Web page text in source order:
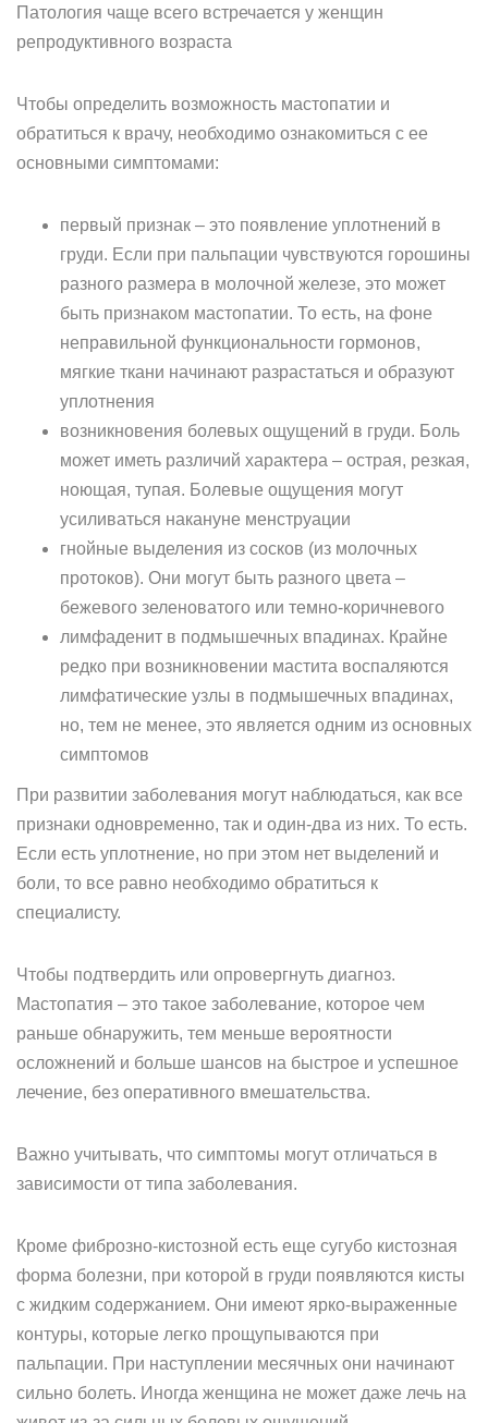
Патология чаще всего встречается у женщин
репродуктивного возраста
Чтобы определить возможность мастопатии и
обратиться к врачу, необходимо ознакомиться с ее
основными симптомами:
первый признак – это появление уплотнений в
груди. Если при пальпации чувствуются горошины
разного размера в молочной железе, это может
быть признаком мастопатии. То есть, на фоне
неправильной функциональности гормонов,
мягкие ткани начинают разрастаться и образуют
уплотнения
возникновения болевых ощущений в груди. Боль
может иметь различий характера – острая, резкая,
ноющая, тупая. Болевые ощущения могут
усиливаться накануне менструации
гнойные выделения из сосков (из молочных
протоков). Они могут быть разного цвета –
бежевого зеленоватого или темно-коричневого
лимфаденит в подмышечных впадинах. Крайне
редко при возникновении мастита воспаляются
лимфатические узлы в подмышечных впадинах,
но, тем не менее, это является одним из основных
симптомов
При развитии заболевания могут наблюдаться, как все
признаки одновременно, так и один-два из них. То есть.
Если есть уплотнение, но при этом нет выделений и
боли, то все равно необходимо обратиться к
специалисту.
Чтобы подтвердить или опровергнуть диагноз.
Мастопатия – это такое заболевание, которое чем
раньше обнаружить, тем меньше вероятности
осложнений и больше шансов на быстрое и успешное
лечение, без оперативного вмешательства.
Важно учитывать, что симптомы могут отличаться в
зависимости от типа заболевания.
Кроме фиброзно-кистозной есть еще сугубо кистозная
форма болезни, при которой в груди появляются кисты
с жидким содержанием. Они имеют ярко-выраженные
контуры, которые легко прощупываются при
пальпации. При наступлении месячных они начинают
сильно болеть. Иногда женщина не может даже лечь на